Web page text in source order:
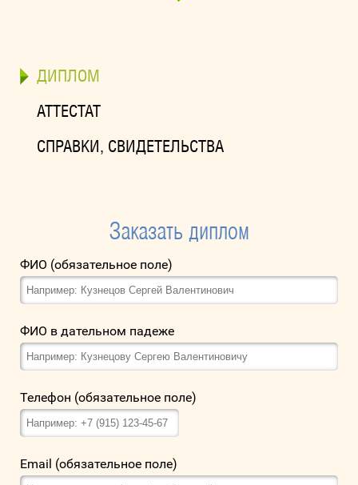
ДИПЛОМ
АТТЕСТАТ
СПРАВКИ, СВИДЕТЕЛЬСТВА
Заказать диплом
ФИО (обязательное поле)
ФИО в дательном падеже
Телефон (обязательное поле)
Email (обязательное поле)